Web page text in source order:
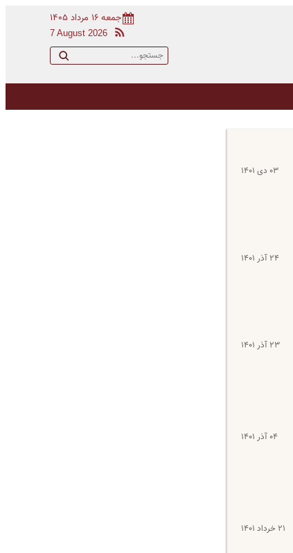
جمعه ۱۶ مرداد ۱۴۰۵
7 August 2026
۰۳ دی ۱۴۰۱
۲۴ آذر ۱۴۰۱
۲۳ آذر ۱۴۰۱
۰۴ آذر ۱۴۰۱
۲۱ خرداد ۱۴۰۱